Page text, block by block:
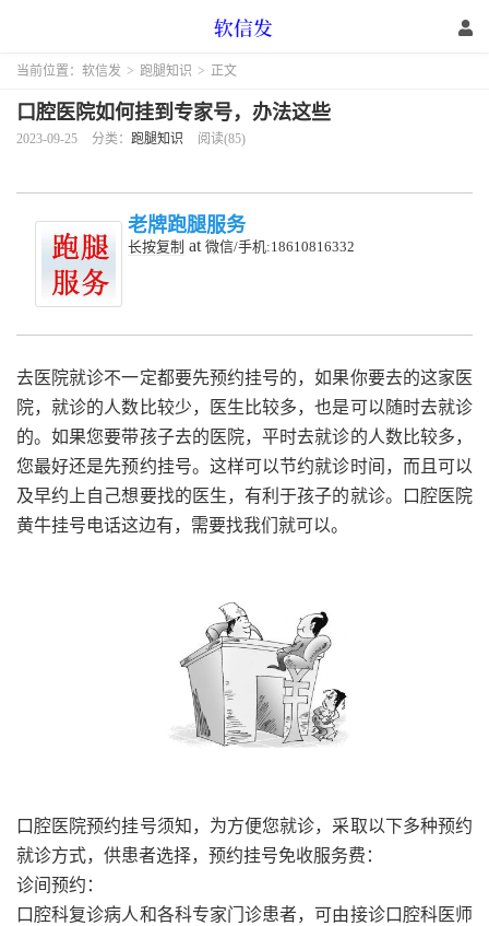
当前位置： 软信发 > 跑腿知识 > 正文
口腔医院如何挂到专家号，办法这些
2023-09-25 分类： 跑腿知识 阅读(85)
老牌跑腿服务
长按复制 at 微信/手机:18610816332
去医院就诊不一定都要先预约挂号的，如果你要去的这家医
院，就诊的人数比较少，医生比较多，也是可以随时去就诊
的。如果您要带孩子去的医院，平时去就诊的人数比较多，
您最好还是先预约挂号。这样可以节约就诊时间，而且可以
及早约上自己想要找的医生，有利于孩子的就诊。口腔医院
黄牛挂号电话这边有，需要找我们就可以。
口腔医院预约挂号须知，为方便您就诊，采取以下多种预约
就诊方式，供患者选择，预约挂号免收服务费：
诊间预约：
口腔科复诊病人和各科专家门诊患者，可由接诊口腔科医师